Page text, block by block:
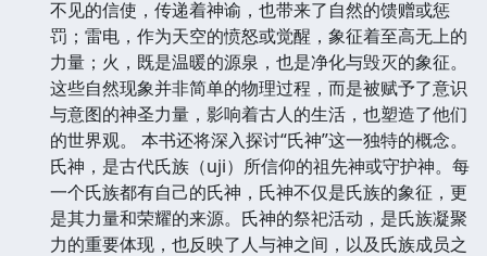
不见的信使，传递着神谕，也带来了自然的馈赠或惩
罚；雷电，作为天空的愤怒或觉醒，象征着至高无上的
力量；火，既是温暖的源泉，也是净化与毁灭的象征。
这些自然现象并非简单的物理过程，而是被赋予了意识
与意图的神圣力量，影响着古人的生活，也塑造了他们
的世界观。 本书还将深入探讨“氏神”这一独特的概念。
氏神，是古代氏族（uji）所信仰的祖先神或守护神。每
一个氏族都有自己的氏神，氏神不仅是氏族的象征，更
是其力量和荣耀的来源。氏神的祭祀活动，是氏族凝聚
力的重要体现，也反映了人与神之间，以及氏族成员之